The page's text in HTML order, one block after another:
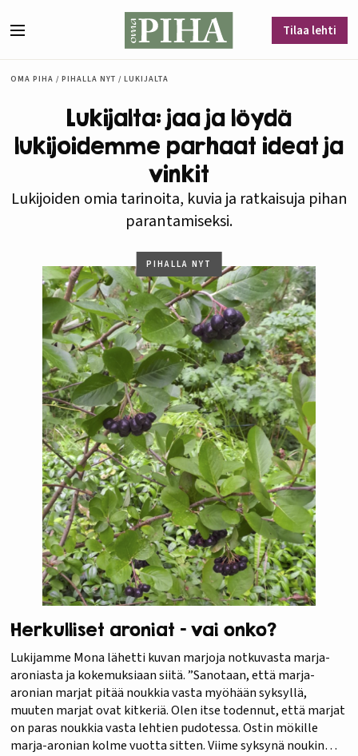
Tilaa lehti
OMA PIHA / PIHALLA NYT / LUKIJALTA
Lukijalta: jaa ja löydä
lukijoidemme parhaat ideat ja
vinkit
Lukijoiden omia tarinoita, kuvia ja ratkaisuja pihan
parantamiseksi.
PIHALLA NYT
Herkulliset aroniat – vai onko?
Lukijamme Mona lähetti kuvan marjoja notkuvasta marja-
aroniasta ja kokemuksiaan siitä. ”Sanotaan, että marja-
aronian marjat pitää noukkia vasta myöhään syksyllä,
muuten marjat ovat kitkeriä. Olen itse todennut, että marjat
on paras noukkia vasta lehtien pudotessa. Ostin mökille
marja-aronian kolme vuotta sitten. Viime syksynä noukin